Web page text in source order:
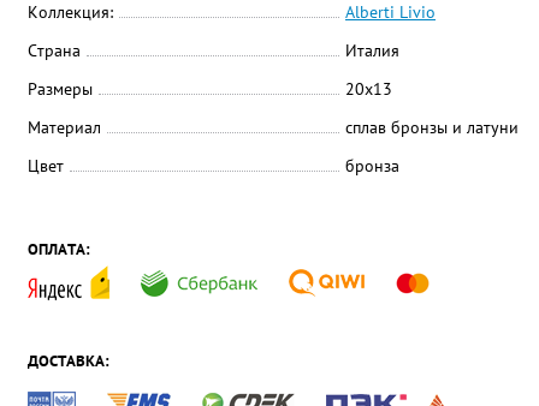
Коллекция:
Alberti Livio
Страна
Италия
Размеры
20х13
Материал
сплав бронзы и латуни
Цвет
бронза
ОПЛАТА:
ДОСТАВКА: